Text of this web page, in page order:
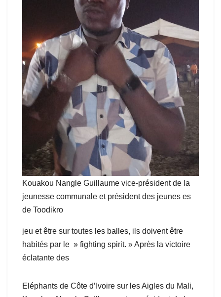
Kouakou Nangle Guillaume vice-président de la
jeunesse communale et président des jeunes es
de Toodikro
jeu et être sur toutes les balles, ils doivent être
habités par le » fighting spirit. » Après la victoire
éclatante des
Eléphants de Côte d’Ivoire sur les Aigles du Mali,